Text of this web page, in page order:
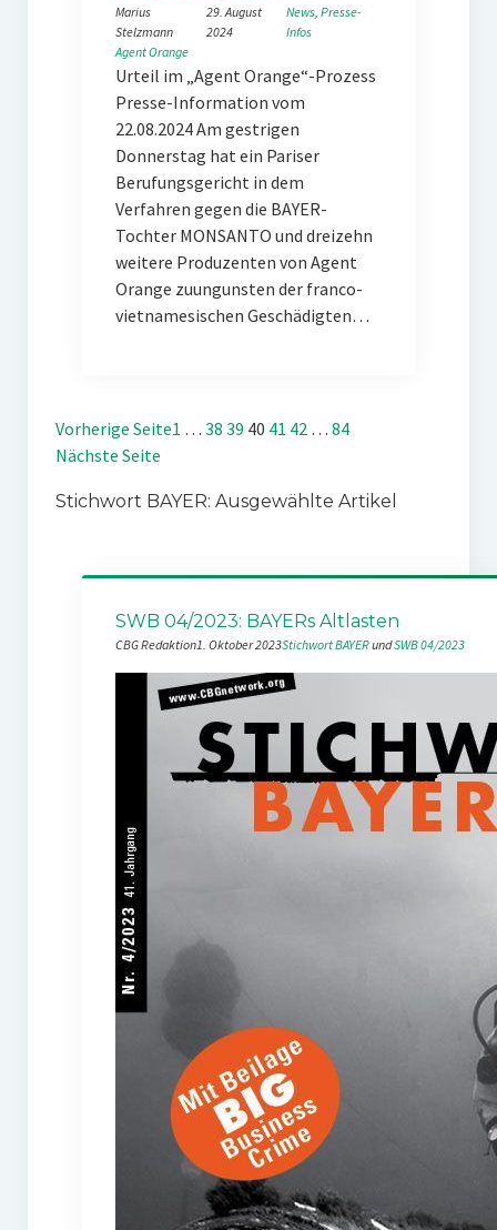
Marius
Stelzmann
29. August
2024
News, Presse-
Infos
Agent Orange
Urteil im „Agent Orange“-Prozess
Presse-Information vom
22.08.2024 Am gestrigen
Donnerstag hat ein Pariser
Berufungsgericht in dem
Verfahren gegen die BAYER-
Tochter MONSANTO und dreizehn
weitere Produzenten von Agent
Orange zuungunsten der franco-
vietnamesischen Geschädigten…
Vorherige Seite1 … 38 39 40 41 42 … 84
Nächste Seite
Stichwort BAYER: Ausgewählte Artikel
SWB 04/2023: BAYERs Altlasten
CBG Redaktion1. Oktober 2023Stichwort BAYER und SWB 04/2023